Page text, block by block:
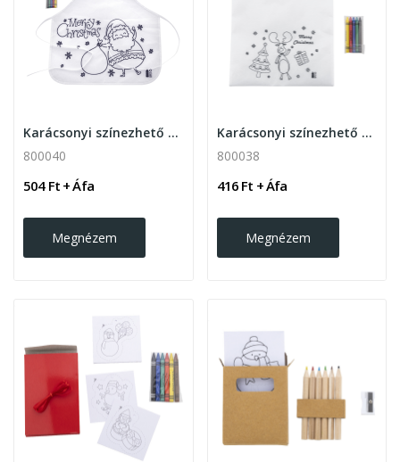
Karácsonyi színezhető kötény gyerekeknek...
800040
504 Ft + Áfa
Megnézem
Karácsonyi színezhető ajándéktáska zsírktétával
800038
416 Ft + Áfa
Megnézem